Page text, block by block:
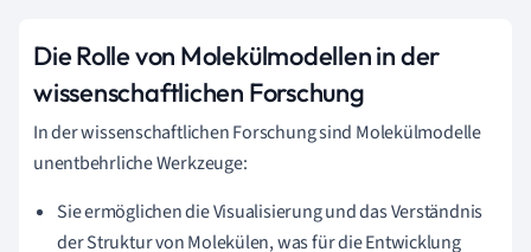
Die Rolle von Molekülmodellen in der
wissenschaftlichen Forschung
In der wissenschaftlichen Forschung sind Molekülmodelle
unentbehrliche Werkzeuge:
Sie ermöglichen die Visualisierung und das Verständnis
der Struktur von Molekülen, was für die Entwicklung